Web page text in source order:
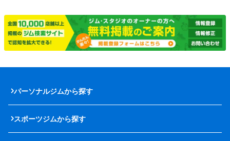
パーソナルジムから探す
スポーツジムから探す